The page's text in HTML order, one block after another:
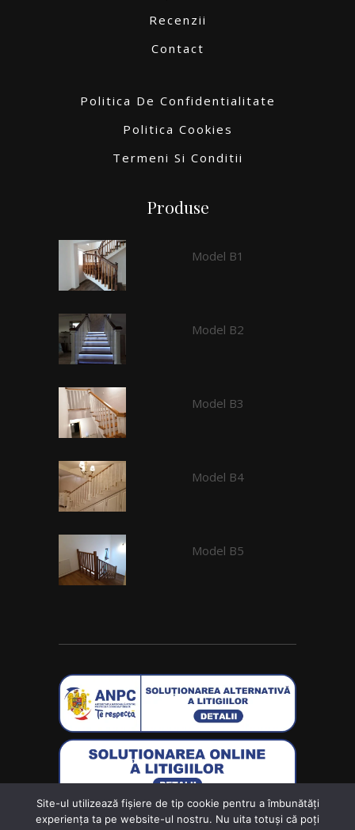
Recenzii
Contact
Politica De Confidentialitate
Politica Cookies
Termeni Si Conditii
Produse
Model B1
Model B2
Model B3
Model B4
Model B5
Creat deWolf Software Solutions S.R.L.
Site-ul utilizează fişiere de tip cookie pentru a îmbunătăți
experiența ta pe website-ul nostru. Nu uita totuși că poți